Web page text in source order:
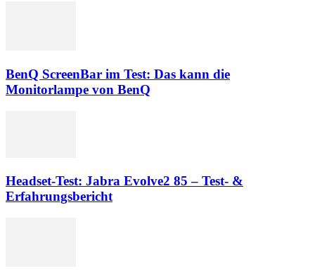
BenQ ScreenBar im Test: Das kann die
Monitorlampe von BenQ
Headset-Test: Jabra Evolve2 85 – Test- &
Erfahrungsbericht